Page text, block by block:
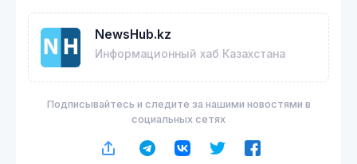
NewsHub.kz
Информационный хаб Казахстана
Подписывайтесь и следите за нашими новостями в
социальных сетях